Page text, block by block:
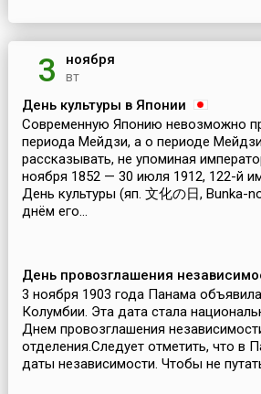
3 ноября
вт
День культуры в Японии
Современную Японию невозможно
периода Мейдзи, а о периоде
рассказывать, не упоминая
ноября 1852 — 30 июля 1912, 122-й
День культуры (яп. 文化の日, Bunka-
днём его...
День провозглашения
3 ноября 1903 года Панама
Колумбии. Эта дата стала
Днем провозглашения
отделения.Следует отметить, что в
даты независимости. Чтобы не